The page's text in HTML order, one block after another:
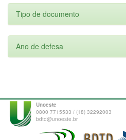
Tipo de documento
Ano de defesa
Unoeste
0800 7715533 / (18) 32292003
bdtd@unoeste.br